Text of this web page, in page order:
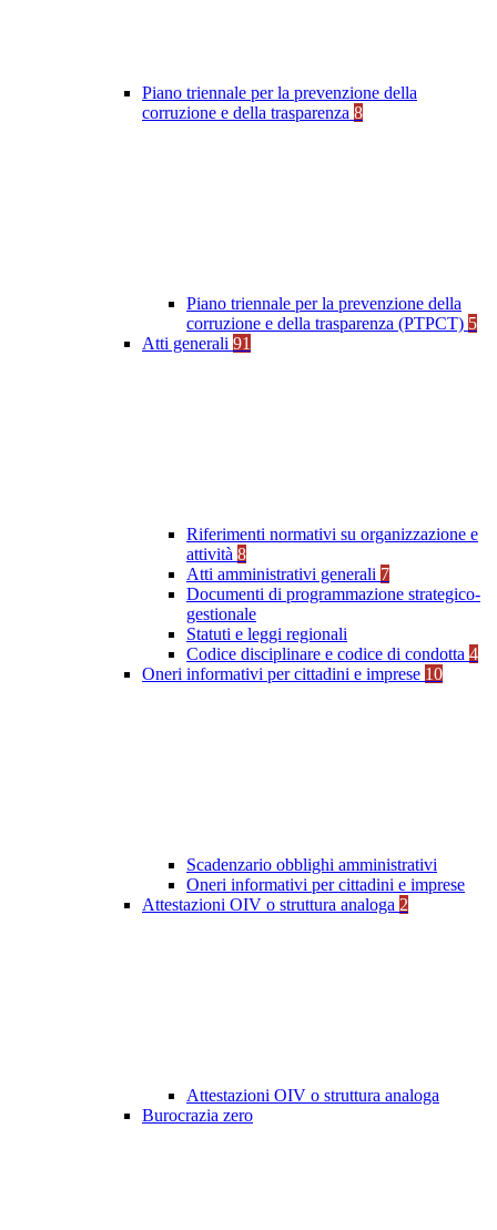
Piano triennale per la prevenzione della
corruzione e della trasparenza 8
Piano triennale per la prevenzione della
corruzione e della trasparenza (PTPCT) 5
Atti generali 91
Riferimenti normativi su organizzazione e
attività 8
Atti amministrativi generali 7
Documenti di programmazione strategico-
gestionale
Statuti e leggi regionali
Codice disciplinare e codice di condotta 4
Oneri informativi per cittadini e imprese 10
Scadenzario obblighi amministrativi
Oneri informativi per cittadini e imprese
Attestazioni OIV o struttura analoga 2
Attestazioni OIV o struttura analoga
Burocrazia zero